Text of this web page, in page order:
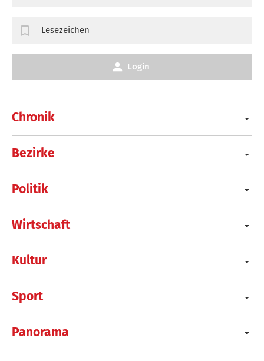
Chronik
Bezirke
Politik
Wirtschaft
Kultur
Sport
Panorama
Lesezeichen
Login